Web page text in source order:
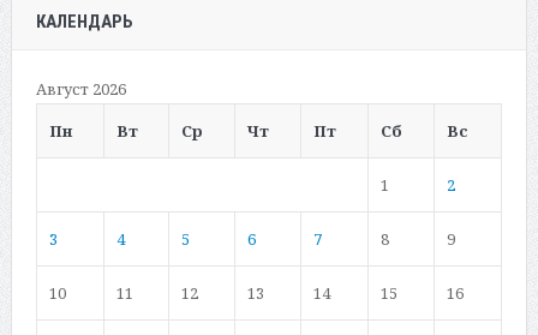
КАЛЕНДАРЬ
Август 2026
Пн
Вт Ср Чт Пт Сб Вс
1 2
3 4 5 6 7 8 9
10 11 12 13 14 15 16